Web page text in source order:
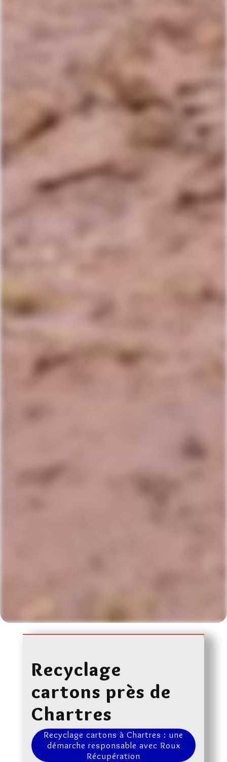
Recyclage
cartons près de
Chartres
Recyclage cartons à Chartres : une
démarche responsable avec Roux
Récupération